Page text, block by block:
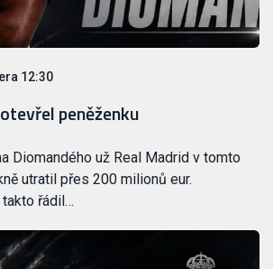
12:30
peněženku
Diomandého už Real Madrid v tomto
utratil přes 200 milionů eur.
řádil…